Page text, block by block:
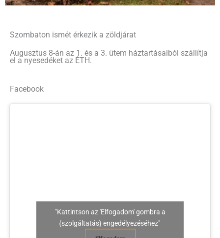
Szombaton ismét érkezik a zöldjárat
Augusztus 8-án az 1. és a 3. ütem háztartásaiból szállítja
el a nyesedéket az ÉTH.
Facebook
"Kattintson az 'Elfogadom' gombra a
{szolgáltatás} engedélyezéséhez"